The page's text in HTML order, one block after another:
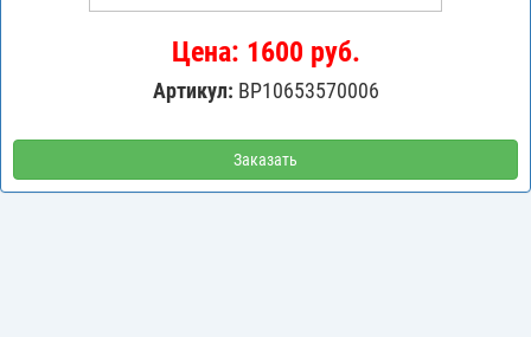
Цена: 1600 руб.
Артикул: BP10653570006
Заказать